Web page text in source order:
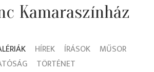
Kamaraszínház
HÍREK ÍRÁSOK
MŰSOR
TÖRTÉNET